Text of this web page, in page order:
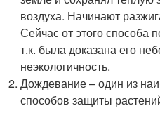
воздуха. Начинают
Сейчас от этого способа
т.к. была доказана его
неэкологичность.
Дождевание – один из
способов защиты